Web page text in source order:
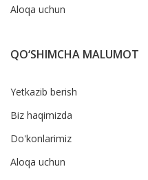
Aloqa uchun
QO‘SHIMCHA MALUMOT
Yetkazib berish
Biz haqimizda
Do'konlarimiz
Aloqa uchun